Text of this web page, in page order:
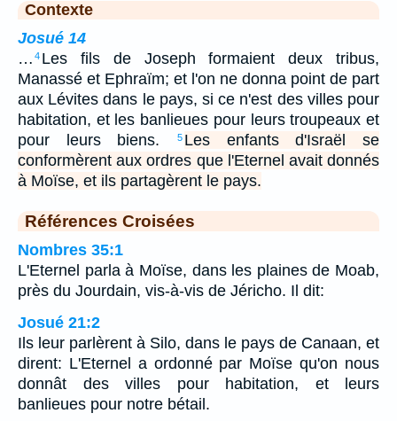
Contexte
Josué 14
… 4 Les fils de Joseph formaient deux tribus,
Manassé et Ephraïm; et l'on ne donna point de part
aux Lévites dans le pays, si ce n'est des villes pour
habitation, et les banlieues pour leurs troupeaux et
pour leurs biens.
5 Les enfants d'Israël se
conformèrent aux ordres que l'Eternel avait donnés
à Moïse, et ils partagèrent le pays.
Références Croisées
Nombres 35:1
L'Eternel parla à Moïse, dans les plaines de Moab,
près du Jourdain, vis-à-vis de Jéricho. Il dit:
Josué 21:2
Ils leur parlèrent à Silo, dans le pays de Canaan, et
dirent: L'Eternel a ordonné par Moïse qu'on nous
donnât des villes pour habitation, et leurs
banlieues pour notre bétail.